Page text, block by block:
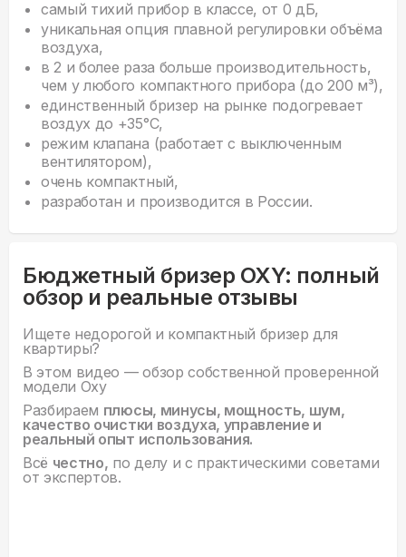
самый тихий прибор в классе, от 0 дБ,
уникальная опция плавной регулировки объёма
воздуха,
в 2 и более раза больше производительность,
чем у любого компактного прибора (до 200 м³),
единственный бризер на рынке подогревает
воздух до +35°С,
режим клапана (работает с выключенным
вентилятором),
очень компактный,
разработан и производится в России.
Бюджетный бризер OXY: полный
обзор и реальные отзывы
Ищете недорогой и компактный бризер для
квартиры?
В этом видео — обзор собственной проверенной
модели Oxy
Разбираем плюсы, минусы, мощность, шум,
качество очистки воздуха, управление и
реальный опыт использования.
Всё честно, по делу и с практическими советами
от экспертов.